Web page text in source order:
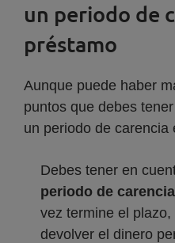
un periodo de
préstamo
Aunque puede haber
puntos que debes
un periodo de carencia
Debes tener en
periodo de
vez termine el
devolver el dinero